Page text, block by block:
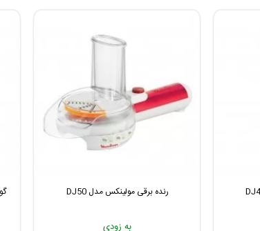
رنده برقی مولینکس مدل DJ50
به زودی